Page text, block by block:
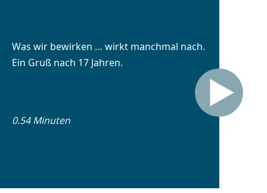
Was wir bewirken … wirkt manchmal nach.
Ein Gruß nach 17 Jahren.
0.54 Minuten